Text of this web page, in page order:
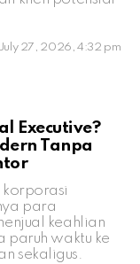
July 27, 2026, 4:32 pm
Executive?
Tanpa
korporasi
para
keahlian
paruh waktu ke
sekaligus.